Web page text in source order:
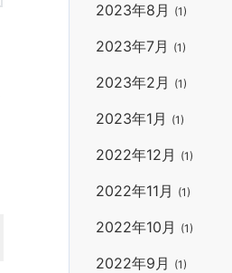
2023年8月 (1)
2023年7月 (1)
2023年2月 (1)
2023年1月 (1)
2022年12月 (1)
2022年11月 (1)
2022年10月 (1)
2022年9月 (1)